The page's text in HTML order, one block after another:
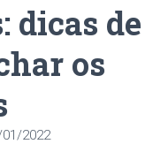
A
dicas de
os
2022